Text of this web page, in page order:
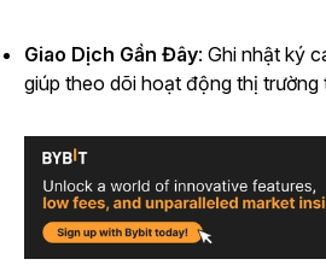
Giao Dịch Gần Đây: Ghi nhật ký
giúp theo dõi hoạt động thị trường